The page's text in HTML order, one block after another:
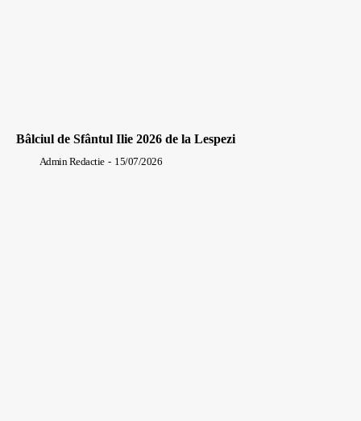
Bâlciul de Sfântul Ilie 2026 de la Lespezi
Admin Redactie - 15/07/2026